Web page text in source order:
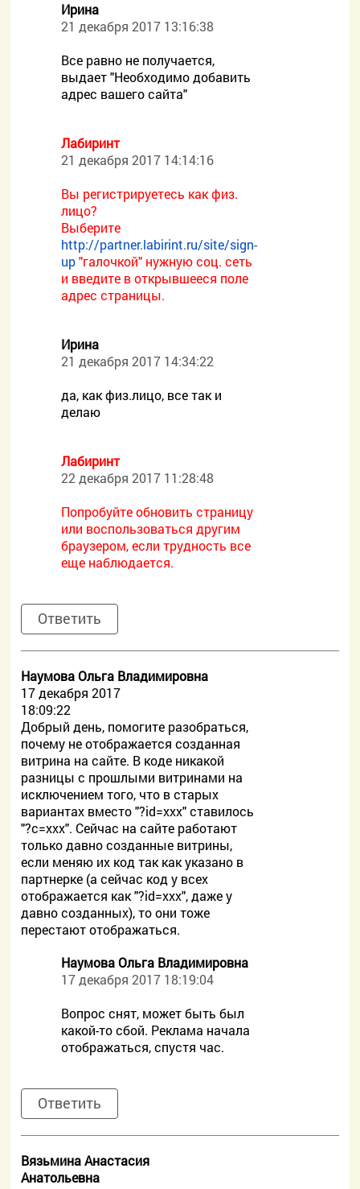
Ирина
21 декабря 2017 13:16:38
Все равно не получается,
выдает "Необходимо добавить
адрес вашего сайта"
Лабиринт
21 декабря 2017 14:14:16
Вы регистрируетесь как физ.
лицо?
Выберите
http://partner.labirint.ru/site/sign-
up"галочкой" нужную соц. сеть
и введите в открывшееся поле
адрес страницы.
Ирина
21 декабря 2017 14:34:22
да, как физ.лицо, все так и
делаю
Лабиринт
22 декабря 2017 11:28:48
Попробуйте обновить страницу
или воспользоваться другим
браузером, если трудность все
еще наблюдается.
Ответить
Наумова Ольга Владимировна
17 декабря 2017
18:09:22
Добрый день, помогите разобраться,
почему не отображается созданная
витрина на сайте. В коде никакой
разницы с прошлыми витринами на
исключением того, что в старых
вариантах вместо "?id=xxx" ставилось
"?c=xxx". Сейчас на сайте работают
только давно созданные витрины,
если меняю их код так как указано в
партнерке (а сейчас код у всех
отображается как "?id=xxx", даже у
давно созданных), то они тоже
перестают отображаться.
Наумова Ольга Владимировна
17 декабря 2017 18:19:04
Вопрос снят, может быть был
какой-то сбой. Реклама начала
отображаться, спустя час.
Ответить
Вязьмина Анастасия
Анатольевна